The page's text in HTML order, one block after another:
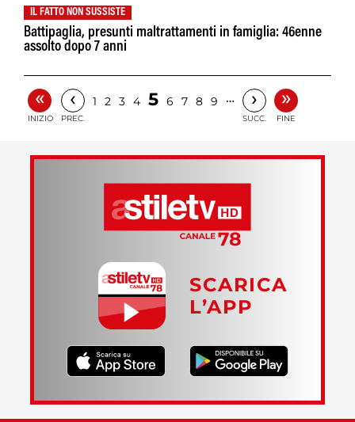
IL FATTO NON SUSSISTE
Battipaglia, presunti maltrattamenti in famiglia: 46enne
assolto dopo 7 anni
«
INIZIO
‹
PREC.
1 2 3 4 5 6 7 8 9 … ›
SUCC.
»
FINE
SCARICA
L’APP